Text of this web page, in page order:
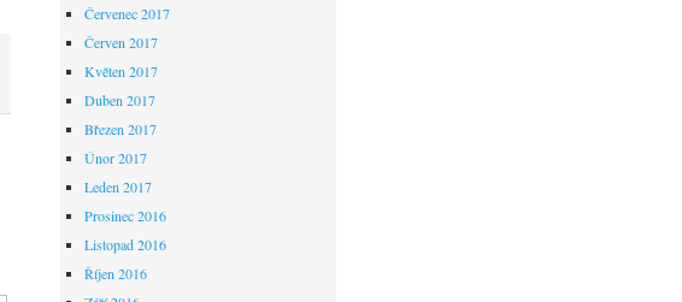
Červenec 2017
Červen 2017
Květen 2017
Duben 2017
Březen 2017
Únor 2017
Leden 2017
Prosinec 2016
Listopad 2016
Říjen 2016